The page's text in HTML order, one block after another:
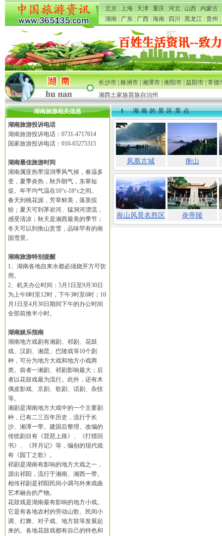
北京 上海 天津 重庆 河北 山西 内蒙古
湖南
广东 广西 海南 四川 黑龙江 贵州
长沙市|株洲市|湘潭市|衡阳市|益阳市|常德
湘西土家族苗族自治州
湖南旅游相关信息
湖南旅游投诉电话
湖南旅游投诉电话：0731-4717614
国家旅游投诉电话：010-65275315
湖南最佳旅游时间
湖南属亚热带湿润季风气候，春温多
变，夏季炎热，秋升朗气，东寒短
促。年平均气温在16°c-18°c之间。
春天到桃花源，芳草鲜美，落英缤
纷；夏天可到茅岩河、猛洞河漂流，
感受清凉；秋天是湘西最美的季节；
冬天可以到衡山赏雪，品味罕有的南
国雪景。
湖南旅游特别提醒
1、湖南各地自来水都必须烧开方可饮
用。
2、机关办公时间：5月1日至9月30日
为上午8时至12时，下午3时至6时；10
月1日至4月30日期间下午的办公时间
全部前推半小时。
湖南娱乐指南
湖南地方戏剧有湘剧、祁剧、花鼓
戏、汉剧、湘昆、巴陵戏等10个剧
种，可分为地方大戏和地方小戏两
类。前者一湘剧、祁剧影响最大；后
者以花鼓戏最为流行。此外，还有木
偶皮影戏、京剧、歌剧、话剧、杂技
等。
湘剧是湖南地方大戏中的一个主要剧
种，已有二三百年历史，流行于长
沙、湘潭一带。建国后整理、改编的
传统剧目有《琵琶上路》、《打猎回
书》、《拜月记》等，编创的现代戏
有《园丁之歌》。
祁剧是湖南有影响的地方大戏之一，
源出祁阳，流行于湘南、湘西一带。
相传祁剧是祁阳民间小调与外来戏曲
艺术融合的产物。
花鼓戏是湖南最有影响的地方小戏。
它是有各地农村的劳动山歌、民间小
调、灯舞、对子戏、地方鼓等发展起
来的。各地花鼓戏都有自己的特色和
湖南的景区景点
凤凰古城 衡山
崀山风景名胜区 炎帝陵